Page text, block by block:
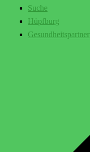
Suche
Hüpfburg
Gesundheitspartner